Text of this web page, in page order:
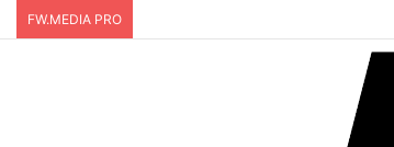
FW.MEDIA PRO